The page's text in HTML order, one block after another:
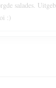
salades.
:)